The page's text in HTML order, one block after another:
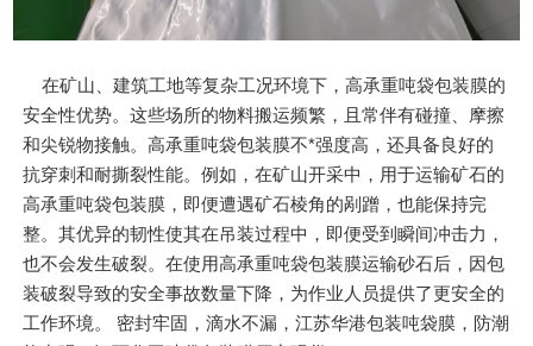
在矿山、建筑工地等复杂工况环境下，高承重吨袋包装膜的
安全性优势。这些场所的物料搬运频繁，且常伴有碰撞、摩擦
和尖锐物接触。高承重吨袋包装膜不*强度高，还具备良好的
抗穿刺和耐撕裂性能。例如，在矿山开采中，用于运输矿石的
高承重吨袋包装膜，即便遭遇矿石棱角的剐蹭，也能保持完
整。其优异的韧性使其在吊装过程中，即便受到瞬间冲击力，
也不会发生破裂。在使用高承重吨袋包装膜运输砂石后，因包
装破裂导致的安全事故数量下降，为作业人员提供了更安全的
工作环境。 密封牢固，滴水不漏，江苏华港包装吨袋膜，防潮